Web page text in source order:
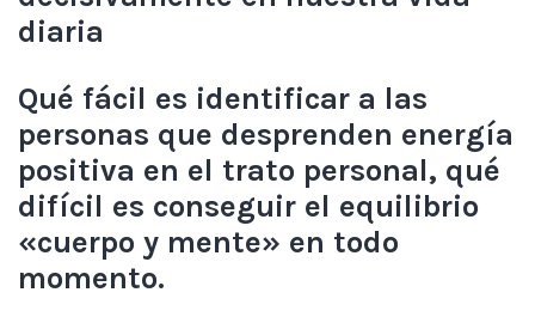
diaria
Qué fácil es identificar a las
personas que desprenden energía
positiva en el trato personal, qué
difícil es conseguir el equilibrio
«cuerpo y mente» en todo
momento.